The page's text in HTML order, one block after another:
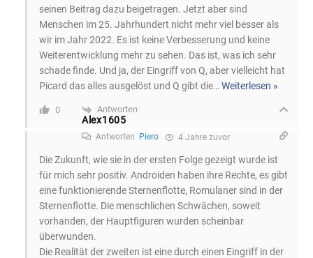
seinen Beitrag dazu beigetragen. Jetzt aber sind
Menschen im 25. Jahrhundert nicht mehr viel besser als
wir im Jahr 2022. Es ist keine Verbesserung und keine
Weiterentwicklung mehr zu sehen. Das ist, was ich sehr
schade finde. Und ja, der Eingriff von Q, aber vielleicht hat
Picard das alles ausgelöst und Q gibt die… Weiterlesen »
0 Antworten
Alex1605
Antworten Piero 4 Jahre zuvor
Die Zukunft, wie sie in der ersten Folge gezeigt wurde ist
für mich sehr positiv. Androiden haben ihre Rechte, es gibt
eine funktionierende Sternenflotte, Romulaner sind in der
Sternenflotte. Die menschlichen Schwächen, soweit
vorhanden, der Hauptfiguren wurden scheinbar
überwunden.
Die Realität der zweiten ist eine durch einen Eingriff in der